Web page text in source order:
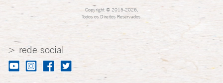
Copyright © 2015-2026,
Todos os Direitos Reservados.
> rede social